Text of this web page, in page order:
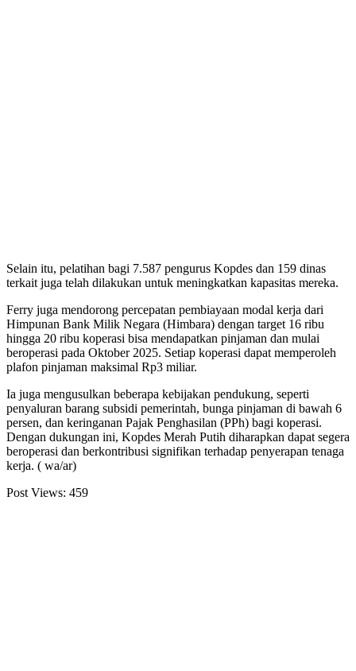
Selain itu, pelatihan bagi 7.587 pengurus Kopdes dan 159 dinas
terkait juga telah dilakukan untuk meningkatkan kapasitas mereka.
Ferry juga mendorong percepatan pembiayaan modal kerja dari
Himpunan Bank Milik Negara (Himbara) dengan target 16 ribu
hingga 20 ribu koperasi bisa mendapatkan pinjaman dan mulai
beroperasi pada Oktober 2025. Setiap koperasi dapat memperoleh
plafon pinjaman maksimal Rp3 miliar.
Ia juga mengusulkan beberapa kebijakan pendukung, seperti
penyaluran barang subsidi pemerintah, bunga pinjaman di bawah 6
persen, dan keringanan Pajak Penghasilan (PPh) bagi koperasi.
Dengan dukungan ini, Kopdes Merah Putih diharapkan dapat segera
beroperasi dan berkontribusi signifikan terhadap penyerapan tenaga
kerja. ( wa/ar)
Post Views: 459